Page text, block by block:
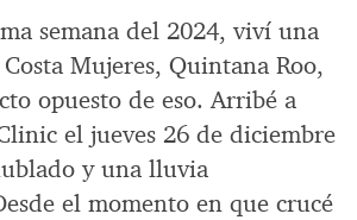
semana del 2024, viví una
Mujeres, Quintana Roo,
opuesto de eso. Arribé a
el jueves 26 de diciembre
y una lluvia
el momento en que crucé